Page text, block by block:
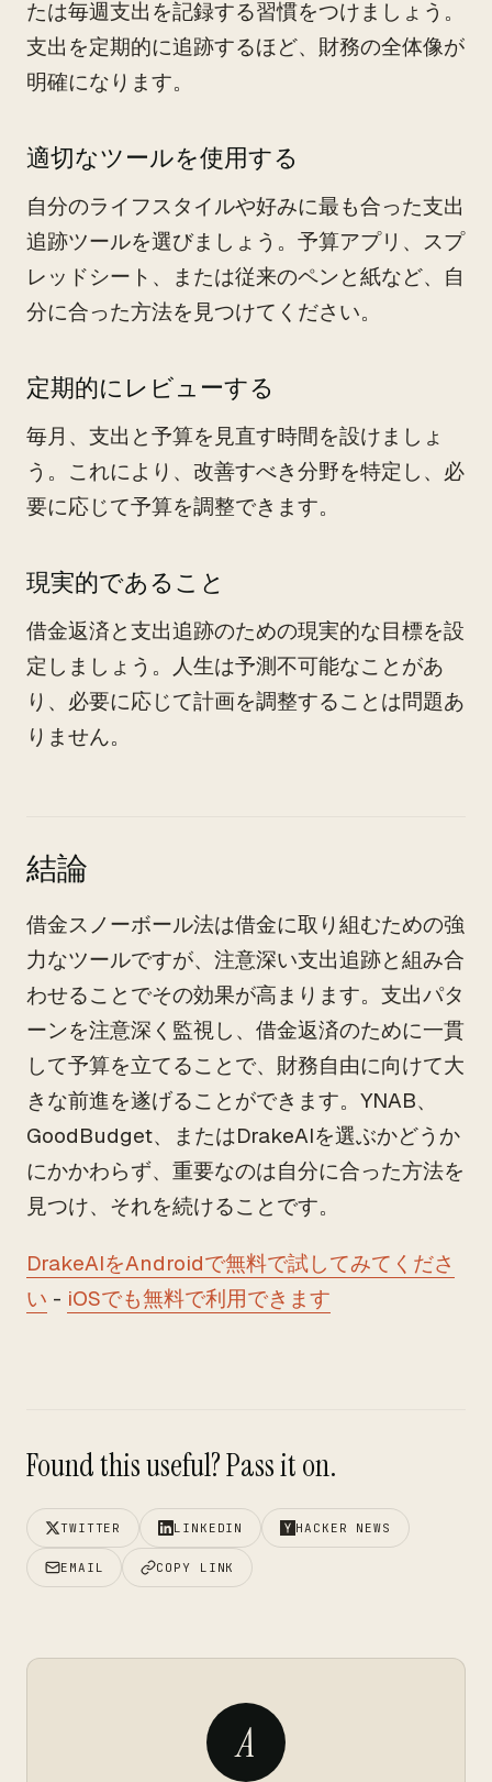
たは毎週支出を記録する習慣をつけましょう。
支出を定期的に追跡するほど、財務の全体像が
明確になります。
適切なツールを使用する
自分のライフスタイルや好みに最も合った支出
追跡ツールを選びましょう。予算アプリ、スプ
レッドシート、または従来のペンと紙など、自
分に合った方法を見つけてください。
定期的にレビューする
毎月、支出と予算を見直す時間を設けましょ
う。これにより、改善すべき分野を特定し、必
要に応じて予算を調整できます。
現実的であること
借金返済と支出追跡のための現実的な目標を設
定しましょう。人生は予測不可能なことがあ
り、必要に応じて計画を調整することは問題あ
りません。
結論
借金スノーボール法は借金に取り組むための強
力なツールですが、注意深い支出追跡と組み合
わせることでその効果が高まります。支出パタ
ーンを注意深く監視し、借金返済のために一貫
して予算を立てることで、財務自由に向けて大
きな前進を遂げることができます。YNAB、
GoodBudget、またはDrakeAIを選ぶかどうか
にかかわらず、重要なのは自分に合った方法を
見つけ、それを続けることです。
DrakeAIをAndroidで無料で試してみてくださ
い - iOSでも無料で利用できます
Found this useful? Pass it on.
TWITTER LINKEDIN HACKER NEWS
EMAIL COPY LINK
A